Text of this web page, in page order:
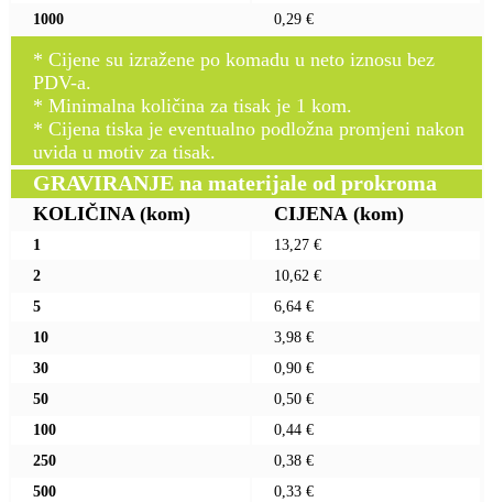
1000
0,29 €
* Cijene su izražene po komadu u neto iznosu bez
PDV-a.
* Minimalna količina za tisak je 1 kom.
* Cijena tiska je eventualno podložna promjeni nakon
uvida u motiv za tisak.
GRAVIRANJE na materijale od prokroma
KOLIČINA (kom) CIJENA (kom)
1
13,27 €
2
10,62 €
5
6,64 €
10
3,98 €
30
0,90 €
50
0,50 €
100
0,44 €
250
0,38 €
500
0,33 €